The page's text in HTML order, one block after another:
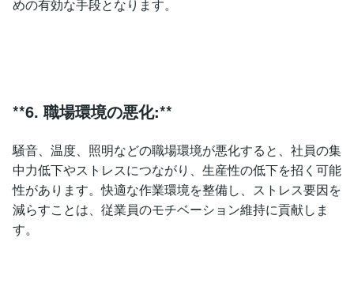
めの有効な手段となります。
**6. 職場環境の悪化:**
騒音、温度、照明などの職場環境が悪化すると、社員の集
中力低下やストレスにつながり、生産性の低下を招く可能
性があります。快適な作業環境を整備し、ストレス要因を
減らすことは、従業員のモチベーション維持に貢献しま
す。